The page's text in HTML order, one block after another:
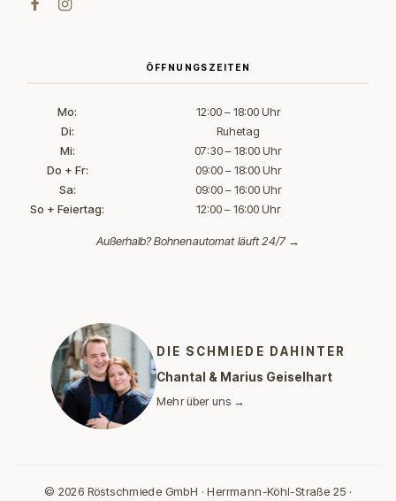
ÖFFNUNGSZEITEN
Mo:
12:00 – 18:00 Uhr
Di:
Ruhetag
Mi:
07:30 – 18:00 Uhr
Do + Fr:
09:00 – 18:00 Uhr
Sa:
09:00 – 16:00 Uhr
So + Feiertag:
12:00 – 16:00 Uhr
Außerhalb?Bohnenautomat läuft 24/7 →
DIE SCHMIEDE DAHINTER
Chantal & Marius Geiselhart
Mehr über uns →
© 2026 Röstschmiede GmbH · Herrmann-Köhl-Straße 25 ·